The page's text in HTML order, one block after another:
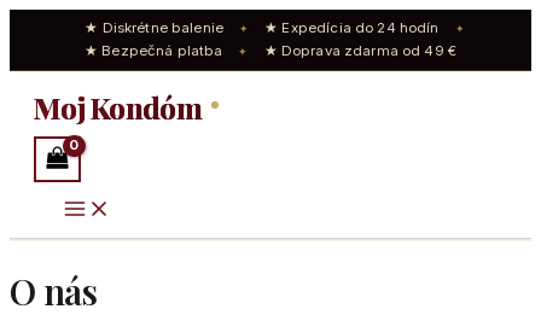
★ Diskrétne balenie ✦ ★ Expedícia do 24 hodín ✦
★ Bezpečná platba ✦ ★ Doprava zdarma od 49 €
obsah
Moj Kondóm
O nás